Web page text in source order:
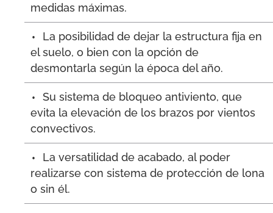
medidas máximas.
La posibilidad de dejar la estructura fija en
el suelo, o bien con la opción de
desmontarla según la época del año.
Su sistema de bloqueo antiviento, que
evita la elevación de los brazos por vientos
convectivos.
La versatilidad de acabado, al poder
realizarse con sistema de protección de lona
o sin él.